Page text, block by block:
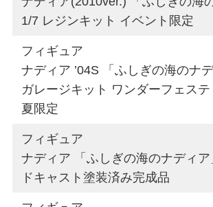
1/7 レジンキット イベント限定
フィギュア
ナディア ’04S 「ふしぎの海のナ
ガレージキット ワンダーフェス
夏限定
フィギュア
ナディア 「ふしぎの海のナディ
ドキャスト塗装済み完成品